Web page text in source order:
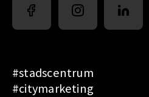
#stadscentrum
#citymarketing